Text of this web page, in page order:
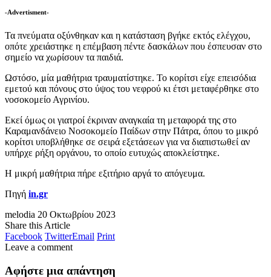
-Advertisment-
Τα πνεύματα οξύνθηκαν και η κατάσταση βγήκε εκτός ελέγχου,
οπότε χρειάστηκε η επέμβαση πέντε δασκάλων που έσπευσαν στο
σημείο να χωρίσουν τα παιδιά.
Ωστόσο, μία μαθήτρια τραυματίστηκε. Το κορίτσι είχε επεισόδια
εμετού και πόνους στο ύψος του νεφρού κι έτσι μεταφέρθηκε στο
νοσοκομείο Αγρινίου.
Εκεί όμως οι γιατροί έκριναν αναγκαία τη μεταφορά της στο
Καραμανδάνειο Νοσοκομείο Παίδων στην Πάτρα, όπου το μικρό
κορίτσι υποβλήθηκε σε σειρά εξετάσεων για να διαπιστωθεί αν
υπήρχε ρήξη οργάνου, το οποίο ευτυχώς αποκλείστηκε.
Η μικρή μαθήτρια πήρε εξιτήριο αργά το απόγευμα.
Πηγή in.gr
melodia 20 Οκτωβρίου 2023
Share this Article
Facebook TwitterEmail Print
Leave a comment
Αφήστε μια απάντηση